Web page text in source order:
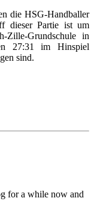
die HSG-Handballer
dieser Partie ist um
Grundschule in
27:31 im Hinspiel
sind.
for a while now and